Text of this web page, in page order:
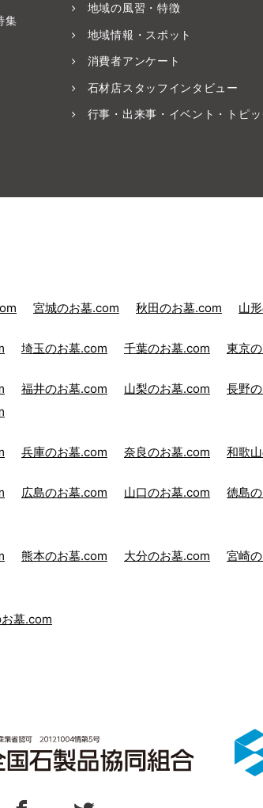
集
地域の風習・特徴
地域情報・スポット
消費者アンケート
石材店スタッフインタビュー
行事・出来事・イベント・トピッ
宮城のお墓.com 秋田のお墓.com 山
埼玉のお墓.com 千葉のお墓.com 東京
福井のお墓.com 山梨のお墓.com 長野
兵庫のお墓.com 奈良のお墓.com 和歌
広島のお墓.com 山口のお墓.com 徳島
熊本のお墓.com 大分のお墓.com 宮崎
墓.com